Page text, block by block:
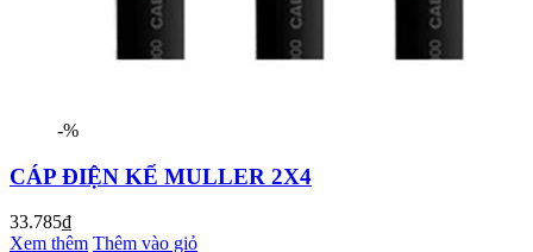
-%
CÁP ĐIỆN KẾ MULLER 2X4
33.785₫
Xem thêm Thêm vào giỏ